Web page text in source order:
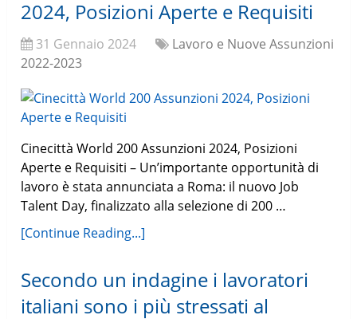
2024, Posizioni Aperte e Requisiti
31 Gennaio 2024
Lavoro e Nuove Assunzioni
2022-2023
Cinecittà World 200 Assunzioni 2024, Posizioni
Aperte e Requisiti – Un’importante opportunità di
lavoro è stata annunciata a Roma: il nuovo Job
Talent Day, finalizzato alla selezione di 200 …
[Continue Reading...]
Secondo un indagine i lavoratori
italiani sono i più stressati al